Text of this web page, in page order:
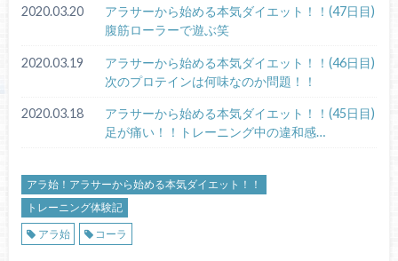
2020.03.20
アラサーから始める本気ダイエット！！(47日目)
腹筋ローラーで遊ぶ笑
2020.03.19
アラサーから始める本気ダイエット！！(46日目)
次のプロテインは何味なのか問題！！
2020.03.18
アラサーから始める本気ダイエット！！(45日目)
足が痛い！！トレーニング中の違和感…
アラ始！アラサーから始める本気ダイエット！！
トレーニング体験記
アラ始
コーラ